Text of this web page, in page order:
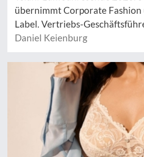
übernimmt Corporate
Label. Vertriebs-
Daniel Keienburg